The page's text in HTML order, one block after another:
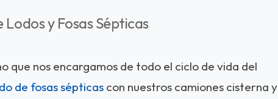
y Fosas Sépticas
que nos encargamos de todo el ciclo de vida del
de fosas sépticascon nuestros camiones cisterna y